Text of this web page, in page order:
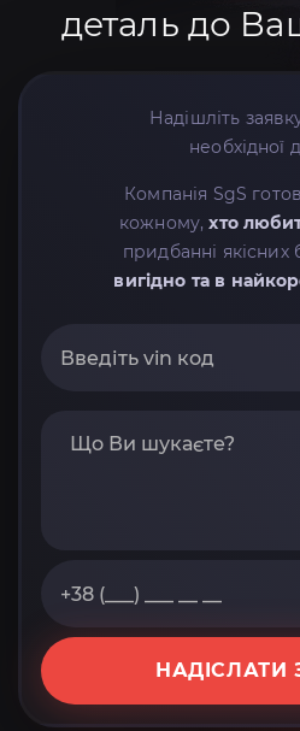
деталь до
Надішліть
необхідної
Компанія SgS
кожному,хто
придбанні якісних
вигідно та в
НАДІСЛАТИ